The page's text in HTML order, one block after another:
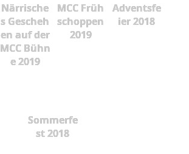
Närrische
s Gescheh
en auf der
MCC Bühn
e 2019
MCC Früh
schoppen
2019
Adventsfe
ier 2018
Sommerfe
st 2018